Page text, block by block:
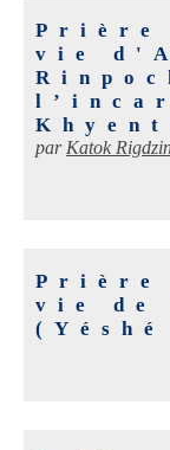
Prière
vie
parKatok
Prière
vie de